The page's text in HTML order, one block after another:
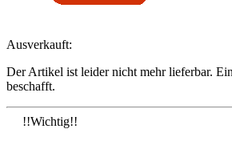
Ausverkauft:
Der Artikel ist leider nicht mehr lieferbar.
beschafft.
!!Wichtig!!